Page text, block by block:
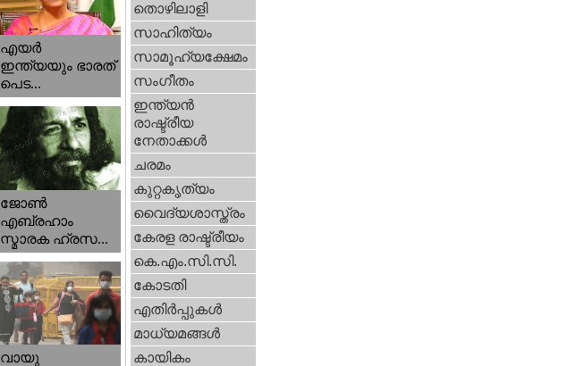
എയര്‍
ഇന്ത്യയും ഭാരത്
പെട...
ജോണ്‍
എബ്രഹാം
സ്മാരക ഹ്രസ...
വായു
തൊഴിലാളി
സാഹിത്യം
സാമൂഹ്യക്ഷേമം
സംഗീതം
ഇന്ത്യന്‍
രാഷ്ട്രീയ
നേതാക്കള്‍
ചരമം
കുറ്റകൃത്യം
വൈദ്യശാസ്ത്രം
കേരള രാഷ്ട്രീയം
കെ.എം.സി.സി.
കോടതി
എതിര്‍പ്പുകള്‍
മാധ്യമങ്ങള്‍
കായികം